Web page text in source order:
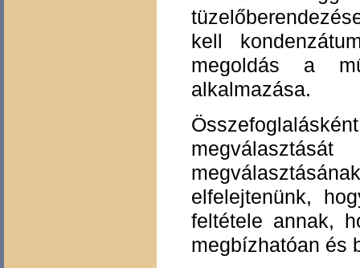
kell
megoldás a
alkalmazása.
elfelejtenünk,
feltétele annak,
megbízhatóan és